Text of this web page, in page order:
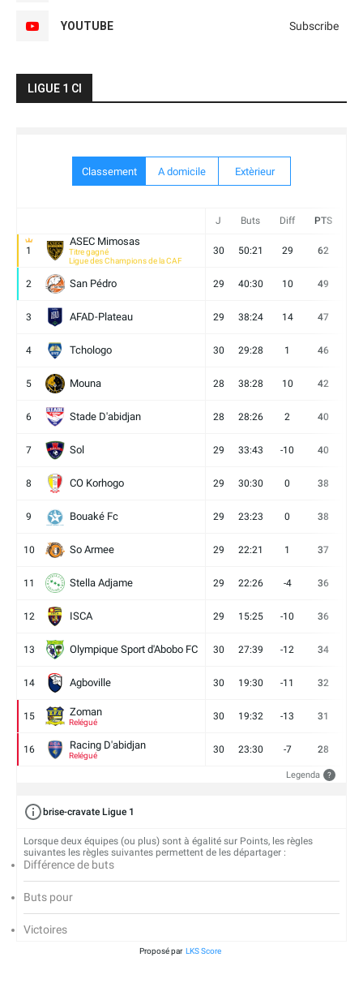
YOUTUBE Subscribe
LIGUE 1 CI
Classement A domicile Extèrieur
J Buts Diff PTS
1
ASEC Mimosas
Titre gagné
Ligue des Champions de la CAF
30 50:21 29 62
2 San Pédro 29 40:30 10 49
3 AFAD-Plateau 29 38:24 14 47
4 Tchologo 30 29:28 1 46
5 Mouna 28 38:28 10 42
6 Stade D'abidjan 28 28:26 2 40
7 Sol 29 33:43 -10 40
8 CO Korhogo 29 30:30 0 38
9 Bouaké Fc 29 23:23 0 38
10 So Armee 29 22:21 1 37
11 Stella Adjame 29 22:26 -4 36
12 ISCA 29 15:25 -10 36
13 Olympique Sport d'Abobo FC 30 27:39 -12 34
14 Agboville 30 19:30 -11 32
15 Zoman
Relégué
30 19:32 -13 31
16 Racing D'abidjan
Relégué
30 23:30 -7 28
Legenda ?
brise-cravate Ligue 1
Lorsque deux équipes (ou plus) sont à égalité sur Points, les règles
suivantes les règles suivantes permettent de les départager :
Différence de buts
Buts pour
Victoires
Proposé par LKS Score